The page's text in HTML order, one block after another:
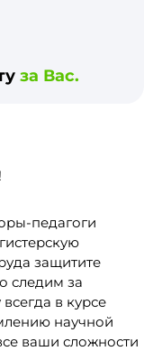
за Вас.
педагоги
защитите
следим за
в курсе
научной
ваши сложности